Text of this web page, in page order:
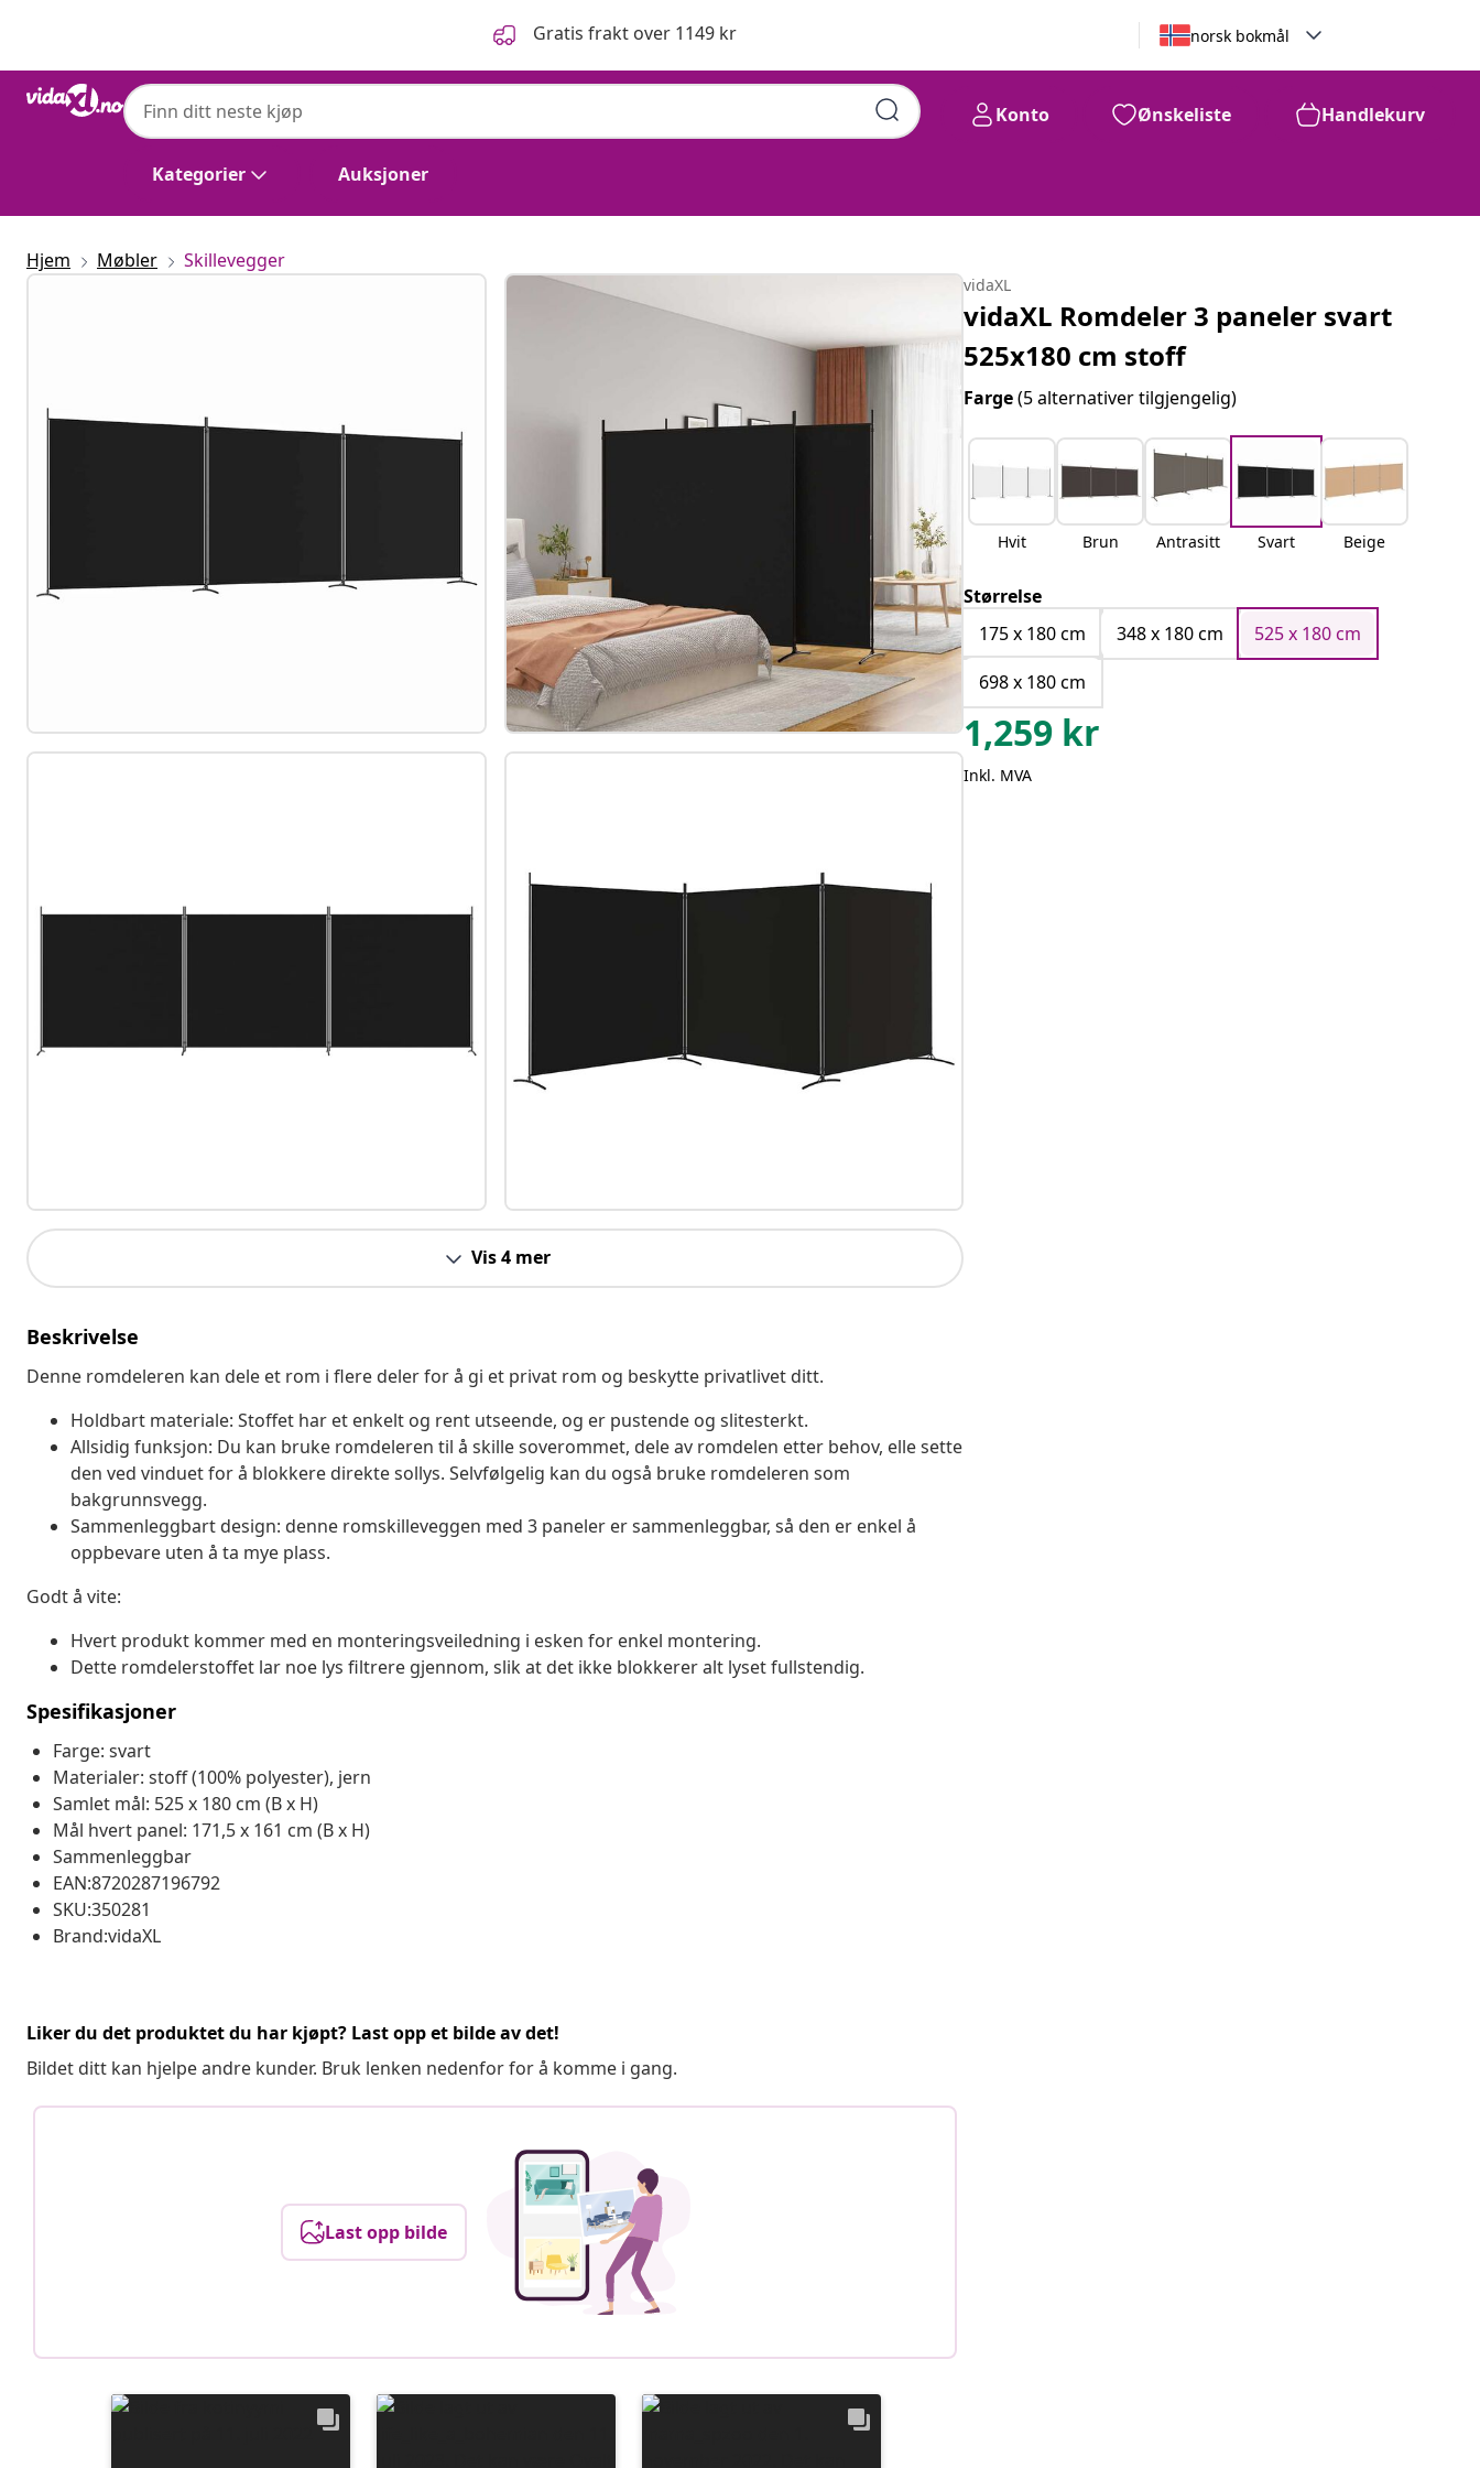
Gratis frakt over 1149 kr norsk bokmål
Kategorier Auksjoner
Konto Ønskeliste Handlekurv
Hjem Møbler Skillevegger
Vis 4 mer
Beskrivelse
Denne romdeleren kan dele et rom i flere deler for å gi et privat rom og beskytte privatlivet ditt.
Holdbart materiale: Stoffet har et enkelt og rent utseende, og er pustende og slitesterkt.
Allsidig funksjon: Du kan bruke romdeleren til å skille soverommet, dele av romdelen etter behov, elle sette
den ved vinduet for å blokkere direkte sollys. Selvfølgelig kan du også bruke romdeleren som
bakgrunnsvegg.
Sammenleggbart design: denne romskilleveggen med 3 paneler er sammenleggbar, så den er enkel å
oppbevare uten å ta mye plass.
Godt å vite:
Hvert produkt kommer med en monteringsveiledning i esken for enkel montering.
Dette romdelerstoffet lar noe lys filtrere gjennom, slik at det ikke blokkerer alt lyset fullstendig.
Spesifikasjoner
Farge: svart
Materialer: stoff (100% polyester), jern
Samlet mål: 525 x 180 cm (B x H)
Mål hvert panel: 171,5 x 161 cm (B x H)
Sammenleggbar
EAN:8720287196792
SKU:350281
Brand:vidaXL
Liker du det produktet du har kjøpt? Last opp et bilde av det!
Bildet ditt kan hjelpe andre kunder. Bruk lenken nedenfor for å komme i gang.
Last opp bilde
vidaXL
vidaXL Romdeler 3 paneler svart
525x180 cm stoff
Farge(5 alternativer tilgjengelig)
Hvit Brun Antrasitt Svart Beige
Størrelse
175 x 180 cm
348 x 180 cm
525 x 180 cm
698 x 180 cm
1,259 kr
Inkl. MVA